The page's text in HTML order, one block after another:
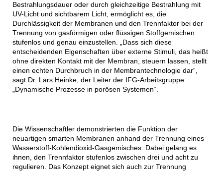
Bestrahlungsdauer oder durch gleichzeitige Bestrahlung mit
UV-Licht und sichtbarem Licht, ermöglicht es, die
Durchlässigkeit der Membranen und den Trennfaktor bei der
Trennung von gasförmigen oder flüssigen Stoffgemischen
stufenlos und genau einzustellen. „Dass sich diese
entscheidenden Eigenschaften über externe Stimuli, das heißt
ohne direkten Kontakt mit der Membran, steuern lassen, stellt
einen echten Durchbruch in der Membrantechnologie dar“,
sagt Dr. Lars Heinke, der Leiter der IFG-Arbeitsgruppe
„Dynamische Prozesse in porösen Systemen“.
Die Wissenschaftler demonstrierten die Funktion der
neuartigen smarten Membranen anhand der Trennung eines
Wasserstoff-Kohlendioxid-Gasgemisches. Dabei gelang es
ihnen, den Trennfaktor stufenlos zwischen drei und acht zu
regulieren. Das Konzept eignet sich auch zur Trennung